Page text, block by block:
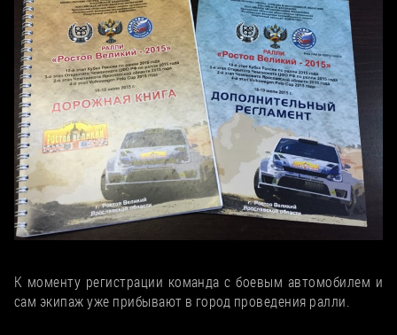
К моменту регистрации команда с боевым автомобилем и
сам экипаж уже прибывают в город проведения ралли.